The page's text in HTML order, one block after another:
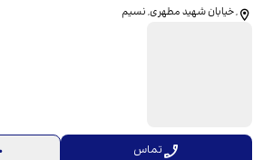
, خیابان شهید مطهری, نسیم
تماس